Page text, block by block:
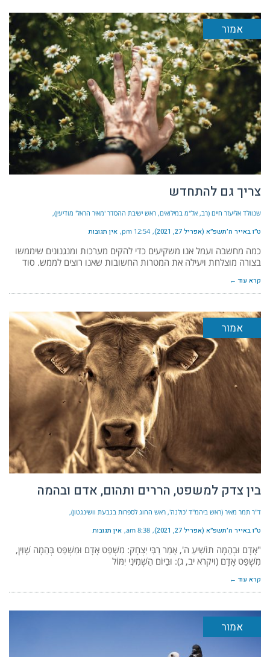
אמור
צריך גם להתחדש
שנוולד אליעזר חיים (רב, אל"מ במילואים, ראש ישיבת ההסדר 'מאיר הראל' מודיעין)
ט״ו באייר ה׳תשפ״א (אפריל 27, 2021) 12:54 pm אין תגובות
כמה מחשבה ועמל אנו משקיעים כדי להקים מערכות ומנגנונים שיממשו
בצורה מוצלחת ויעילה את המטרות החשובות שאנו רוצים לממש. סוד
קרא עוד ←
אמור
בין צדק למשפט, הררים ותהום, אדם ובהמה
ד"ר תמר מאיר (ראש ביהמ"ד 'כולנה', ראש החוג לספרות בגבעת וושינגטון)
ט״ו באייר ה׳תשפ״א (אפריל 27, 2021) 8:38 am אין תגובות
"אָדָם וּבְהֵמָה תוֹשִׁיעַ ה', אָמַר רַבִּי יִצְחָק: מִשְׁפַּט אָדָם וּמִשְׁפַּט בְּהֵמָה שָׁוִין,
מִשְׁפַּט אָדָם (ויקרא יב, ג): וּבַיּוֹם הַשְּׁמִינִי יִמּוֹל
קרא עוד ←
אמור